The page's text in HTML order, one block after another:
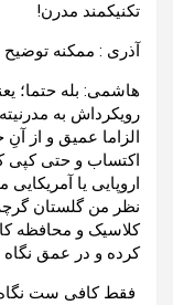
تکنیکمند مدرن!
آذری : ممکنه
هاشمی: بله حتما؛
رویکرداش به
الزاما عمیق و از
اکتساب و حتی کپی
اروپایی یا
نظر من گلستان
کلاسیک و محافظه
کرده و در عمق
فقط کافی ست نگاه